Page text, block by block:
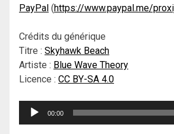
PayPal (https://www.paypal.me/
Crédits du générique
Titre : Skyhawk Beach
Artiste : Blue Wave Theory
Licence : CC BY-SA 4.0
Lecteur
00:00